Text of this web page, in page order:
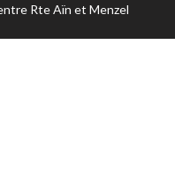
Rte Aïn et Menzel